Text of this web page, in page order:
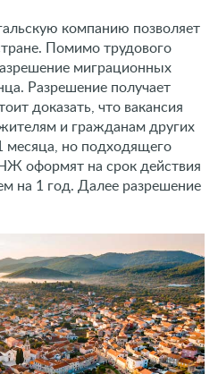
компанию позволяет
Помимо трудового
миграционных
Разрешение получает
доказать, что вакансия
и гражданам других
месяца, но подходящего
оформят на срок действия
на 1 год. Далее разрешение